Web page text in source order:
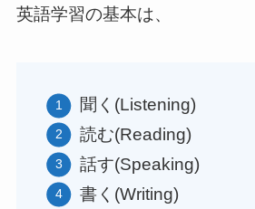
英語学習の基本は、
聞く(Listening)
読む(Reading)
話す(Speaking)
書く(Writing)